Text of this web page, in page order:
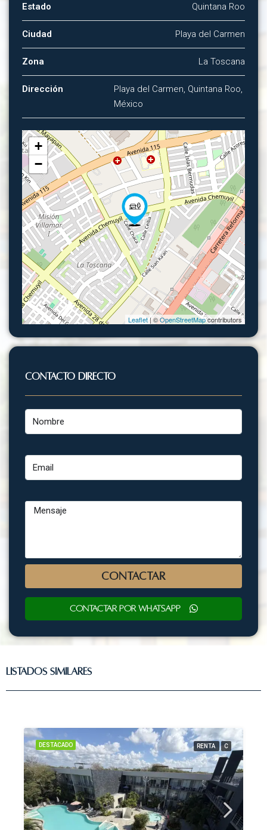
Estado Quintana Roo
Ciudad Playa del Carmen
Zona La Toscana
Dirección
Playa del Carmen, Quintana Roo,
México
+
−
Leaflet| ©OpenStreetMapcontributors
Contacto Directo
CONTACTAR
Contactar por WhatsApp
Listados Similares
DESTACADO RENTA C